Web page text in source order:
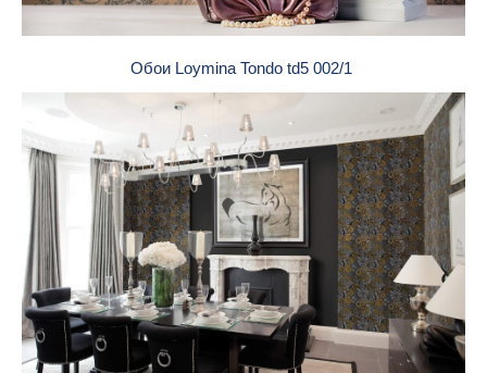
Обои Loymina Tondo td5 002/1